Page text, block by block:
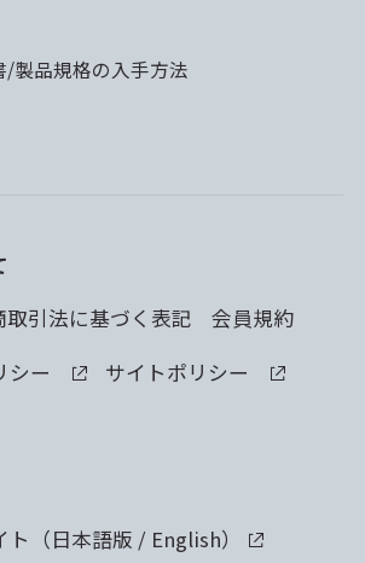
/製品規格の入手方法
取引法に基づく表記
会員規約
シー
サイトポリシー
ト（日本語版 / English）